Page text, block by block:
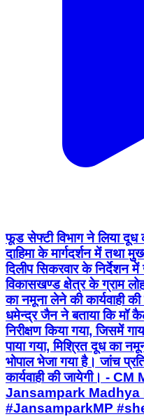
फूड सेफ्टी विभाग ने लिया
दाहिमा के मार्गदर्शन में तथा
दिलीप सिकरवार के निर्देशन में
विकासखण्ड क्षेत्र के ग्राम
का नमूना लेने की कार्यवाही
धमेन्द्र जैन ने बताया कि मॉ
निरीक्षण किया गया, जिसमें
पाया गया, मिश्रित दूध का
भोपाल भेजा गया है। जांच
कार्यवाही की जायेगी। -
Jansampark Madhya
#JansamparkMP